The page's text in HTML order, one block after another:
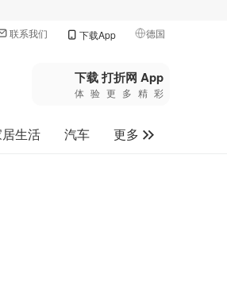
联系我们 下载App 德国
🇺🇸美国
🇨🇳中国
🇨🇦加拿大
下载 打折网 App
体验更多精彩
生活 汽车
更多